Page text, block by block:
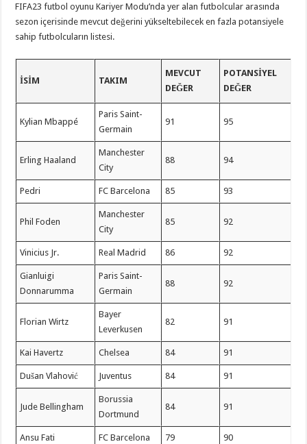
FIFA23 futbol oyunu Kariyer Modu’nda yer alan futbolcular arasında
sezon içerisinde mevcut değerini yükseltebilecek en fazla potansiyele
sahip futbolcuların listesi.
İSİM TAKIM
MEVCUT
DEĞER
POTANSIYEL
DEĞER
Kylian Mbappé
Paris Saint-
Germain
91 95
Erling Haaland
Manchester
City
88 94
Pedri FC Barcelona 85 93
Phil Foden
Manchester
City
85 92
Vinicius Jr. Real Madrid 86 92
Gianluigi
Donnarumma
Paris Saint-
Germain
88 92
Florian Wirtz
Bayer
Leverkusen
82 91
Kai Havertz Chelsea 84 91
Dušan Vlahović Juventus 84 91
Jude Bellingham
Borussia
Dortmund
84 91
Ansu Fati FC Barcelona 79 90